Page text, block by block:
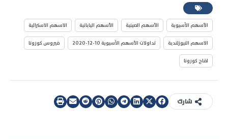
الأسهم الآسيوية الأسهم الصينية الأسهم اليابانية الاسهم الاسترالية
الاسهم النيوزلندية تداولات الأسهم الآسيوية 10-12-2020 فيروس كورونا
لقاح كورونا
شارك